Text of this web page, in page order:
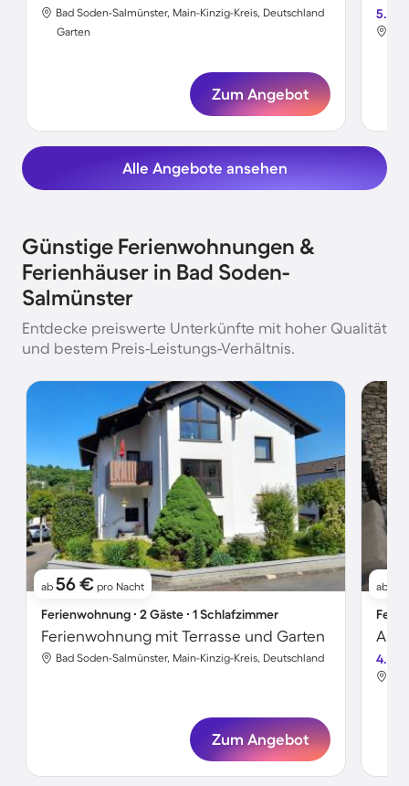
Bad Soden-Salmünster, Main-Kinzig-Kreis, Deutschland
Garten
Zum Angebot
5.0
Alle Angebote ansehen
Günstige Ferienwohnungen &
Ferienhäuser in Bad Soden-
Salmünster
Entdecke preiswerte Unterkünfte mit hoher Qualität
und bestem Preis-Leistungs-Verhältnis.
ab 56 € pro Nacht
Ferienwohnung ∙ 2 Gäste ∙ 1 Schlafzimmer
Ferienwohnung mit Terrasse und Garten
Bad Soden-Salmünster, Main-Kinzig-Kreis, Deutschland
Zum Angebot
ab
4.0